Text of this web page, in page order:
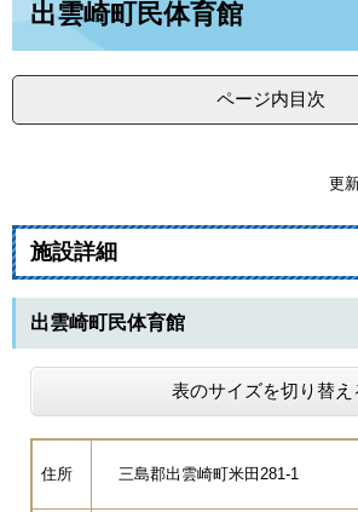
出雲崎町民体育館
ページ内目次
更
施設詳細
出雲崎町民体育館
表のサイズを切り替え
住所 三島郡出雲崎町米田281-1